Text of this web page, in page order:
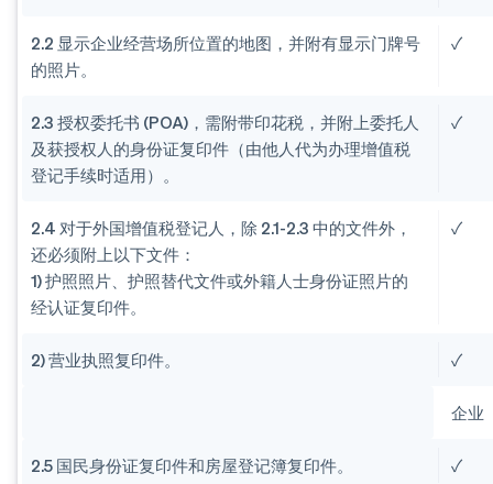
2.2 显示企业经营场所位置的地图，并附有显示门牌号
的照片。
✓
2.3 授权委托书 (POA)，需附带印花税，并附上委托人
及获授权人的身份证复印件（由他人代为办理增值税
登记手续时适用）。
✓
2.4 对于外国增值税登记人，除 2.1-2.3 中的文件外，
还必须附上以下文件：
1) 护照照片、护照替代文件或外籍人士身份证照片的
经认证复印件。
✓
2) 营业执照复印件。 ✓
企业
2.5 国民身份证复印件和房屋登记簿复印件。 ✓